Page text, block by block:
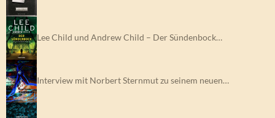
Lee Child und Andrew Child – Der Sündenbock…
Interview mit Norbert Sternmut zu seinem neuen…